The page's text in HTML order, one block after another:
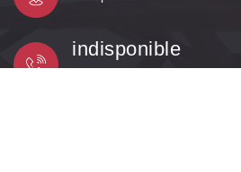
indisponible